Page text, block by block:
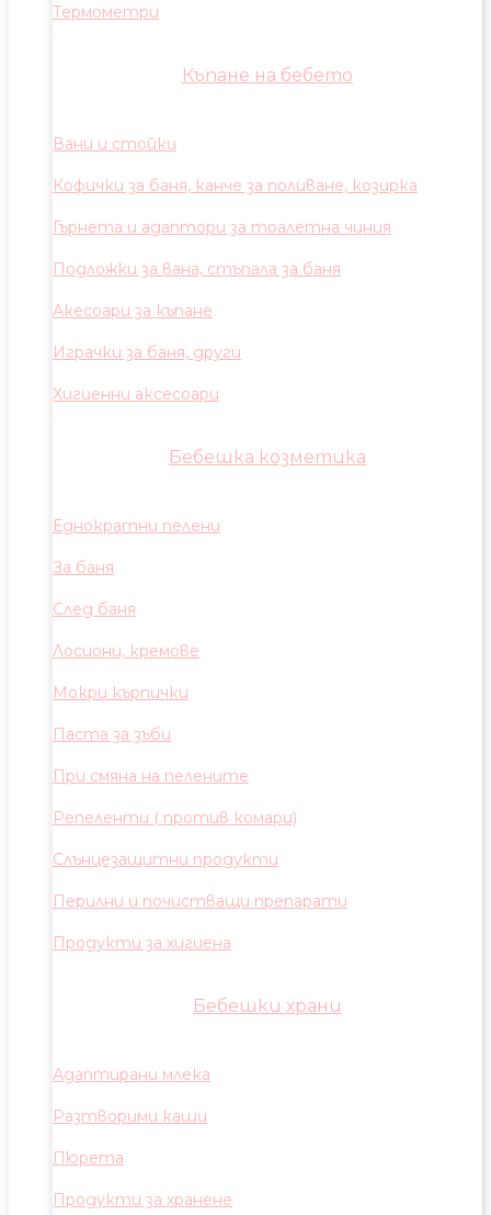
Термометри
Къпане на бебето
Вани и стойки
Кофички за баня, канче за поливане, козирка
Гърнета и адаптори за тоалетна чиния
Подложки за вана, стъпала за баня
Акесоари за къпане
Играчки за баня, други
Хигиенни аксесоари
Бебешка козметика
Еднократни пелени
За баня
След баня
Лосиони, кремове
Мокри кърпички
Паста за зъби
При смяна на пелените
Репеленти ( против комари)
Слънцезащитни продукти
Перилни и почистващи препарати
Продукти за хигиена
Бебешки храни
Адаптирани млека
Разтворими каши
Пюрета
Продукти за хранене